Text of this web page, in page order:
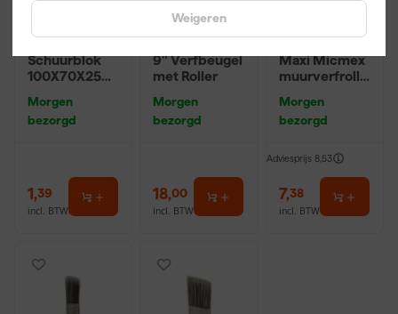
Weigeren
Schuurblok
100X70X25m
P220
Morgen
bezorgd
1,39
incl. BTW
9" Verfbeugel
met Roller
Morgen
bezorgd
18,00
incl. BTW
Maxi Micmex
muurverfrolle
Morgen
bezorgd
Adviesprijs 8,53
7,38
incl. BTW